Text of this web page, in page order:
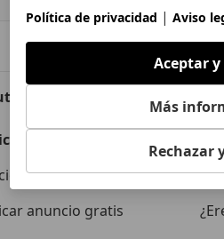
preferencias de privacidad.
cookies o tecnologías similares
embargo, algunos
cookies o herramientas
Funciones de página avanzadas
nuestro sitio web para
Política de privacidad | Aviso
Aceptar
Más
Rechazar
de Europa
de vehículos
anuncio gratis